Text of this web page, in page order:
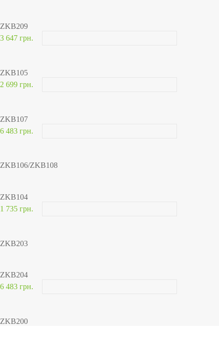
ZKB209
3 647 грн.
ZKB105
2 699 грн.
ZKB107
6 483 грн.
ZKB106/ZKB108
ZKB104
1 735 грн.
ZKB203
ZKB204
6 483 грн.
ZKB200